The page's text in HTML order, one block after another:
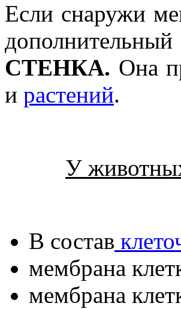
Если снаружи
СТЕНКА. Она
и растений.
У
В состав
мембрана
мембрана